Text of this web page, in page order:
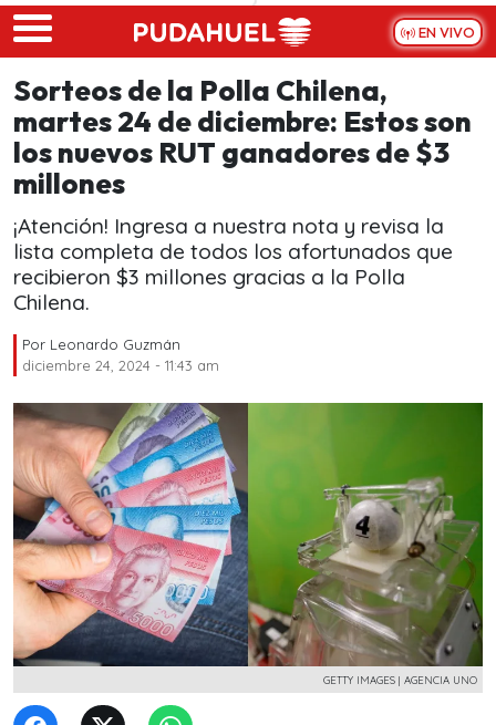
Skip to main content
EN VIVO
Sorteos de la Polla Chilena,
martes 24 de diciembre: Estos son
los nuevos RUT ganadores de $3
millones
¡Atención! Ingresa a nuestra nota y revisa la
lista completa de todos los afortunados que
recibieron $3 millones gracias a la Polla
Chilena.
Por Leonardo Guzmán
diciembre 24, 2024 - 11:43 am
GETTY IMAGES | AGENCIA UNO